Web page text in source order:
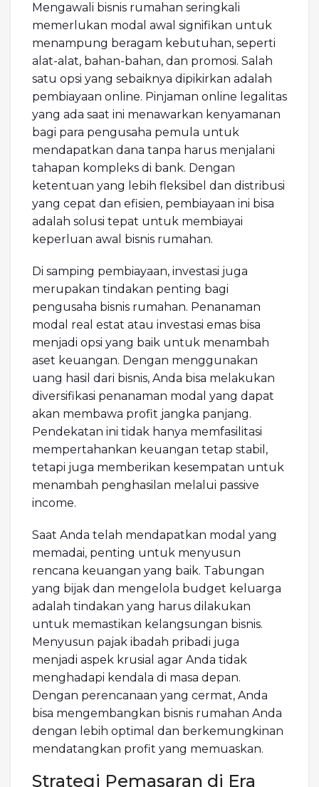
Mengawali bisnis rumahan seringkali
memerlukan modal awal signifikan untuk
menampung beragam kebutuhan, seperti
alat-alat, bahan-bahan, dan promosi. Salah
satu opsi yang sebaiknya dipikirkan adalah
pembiayaan online. Pinjaman online legalitas
yang ada saat ini menawarkan kenyamanan
bagi para pengusaha pemula untuk
mendapatkan dana tanpa harus menjalani
tahapan kompleks di bank. Dengan
ketentuan yang lebih fleksibel dan distribusi
yang cepat dan efisien, pembiayaan ini bisa
adalah solusi tepat untuk membiayai
keperluan awal bisnis rumahan.
Di samping pembiayaan, investasi juga
merupakan tindakan penting bagi
pengusaha bisnis rumahan. Penanaman
modal real estat atau investasi emas bisa
menjadi opsi yang baik untuk menambah
aset keuangan. Dengan menggunakan
uang hasil dari bisnis, Anda bisa melakukan
diversifikasi penanaman modal yang dapat
akan membawa profit jangka panjang.
Pendekatan ini tidak hanya memfasilitasi
mempertahankan keuangan tetap stabil,
tetapi juga memberikan kesempatan untuk
menambah penghasilan melalui passive
income.
Saat Anda telah mendapatkan modal yang
memadai, penting untuk menyusun
rencana keuangan yang baik. Tabungan
yang bijak dan mengelola budget keluarga
adalah tindakan yang harus dilakukan
untuk memastikan kelangsungan bisnis.
Menyusun pajak ibadah pribadi juga
menjadi aspek krusial agar Anda tidak
menghadapi kendala di masa depan.
Dengan perencanaan yang cermat, Anda
bisa mengembangkan bisnis rumahan Anda
dengan lebih optimal dan berkemungkinan
mendatangkan profit yang memuaskan.
Strategi Pemasaran di Era